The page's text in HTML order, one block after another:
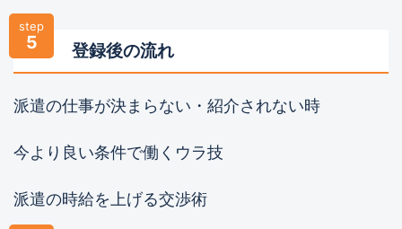
step
5 登録後の流れ
派遣の仕事が決まらない・紹介されない時
今より良い条件で働くウラ技
派遣の時給を上げる交渉術